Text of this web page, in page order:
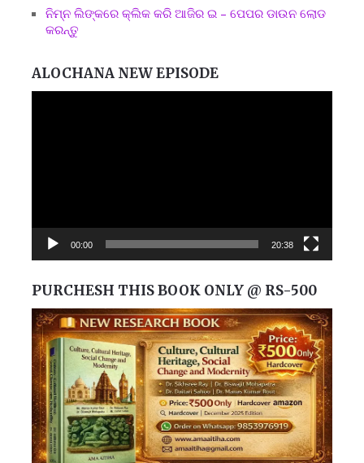
ନିମ୍ନ ଲିଙ୍କରେ କ୍ଲିକ କରି ଆଜିର ଇ – ପେପର ଡାଉନ ଲୋଡ
କରନ୍ତୁ
ALOCHANA NEW EPISODE
00:00 20:38
PURCHESH THIS BOOK ONLY @ RS-500